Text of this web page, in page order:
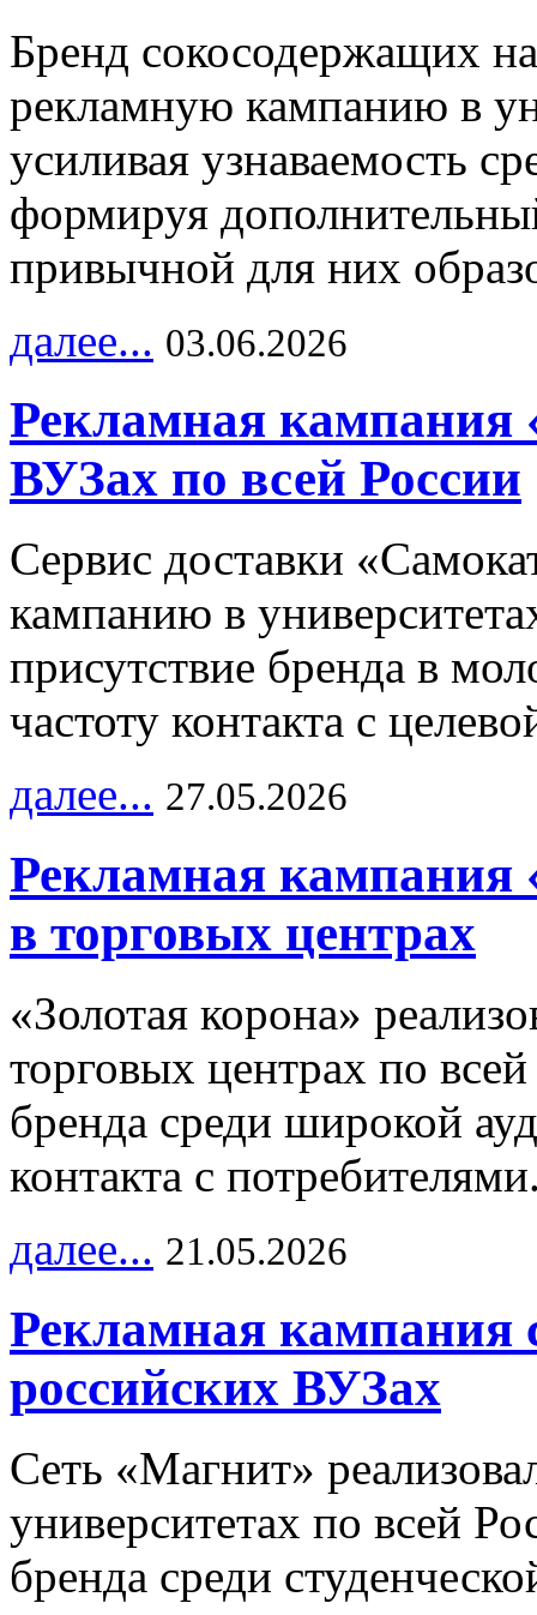
Бренд сокосодержащих
рекламную кампанию в
усиливая узнаваемость
формируя
привычной для них
далее... 03.06.2026
Рекламная кампания
ВУЗах по всей России
Сервис доставки
кампанию в
присутствие бренда в
частоту контакта с
далее... 27.05.2026
Рекламная кампания
в торговых центрах
«Золотая корона»
торговых центрах по
бренда среди широкой
контакта с
далее... 21.05.2026
Рекламная кампания
российских ВУЗах
Сеть «Магнит»
университетах по всей
бренда среди